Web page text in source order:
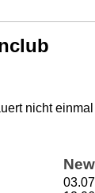
nicht